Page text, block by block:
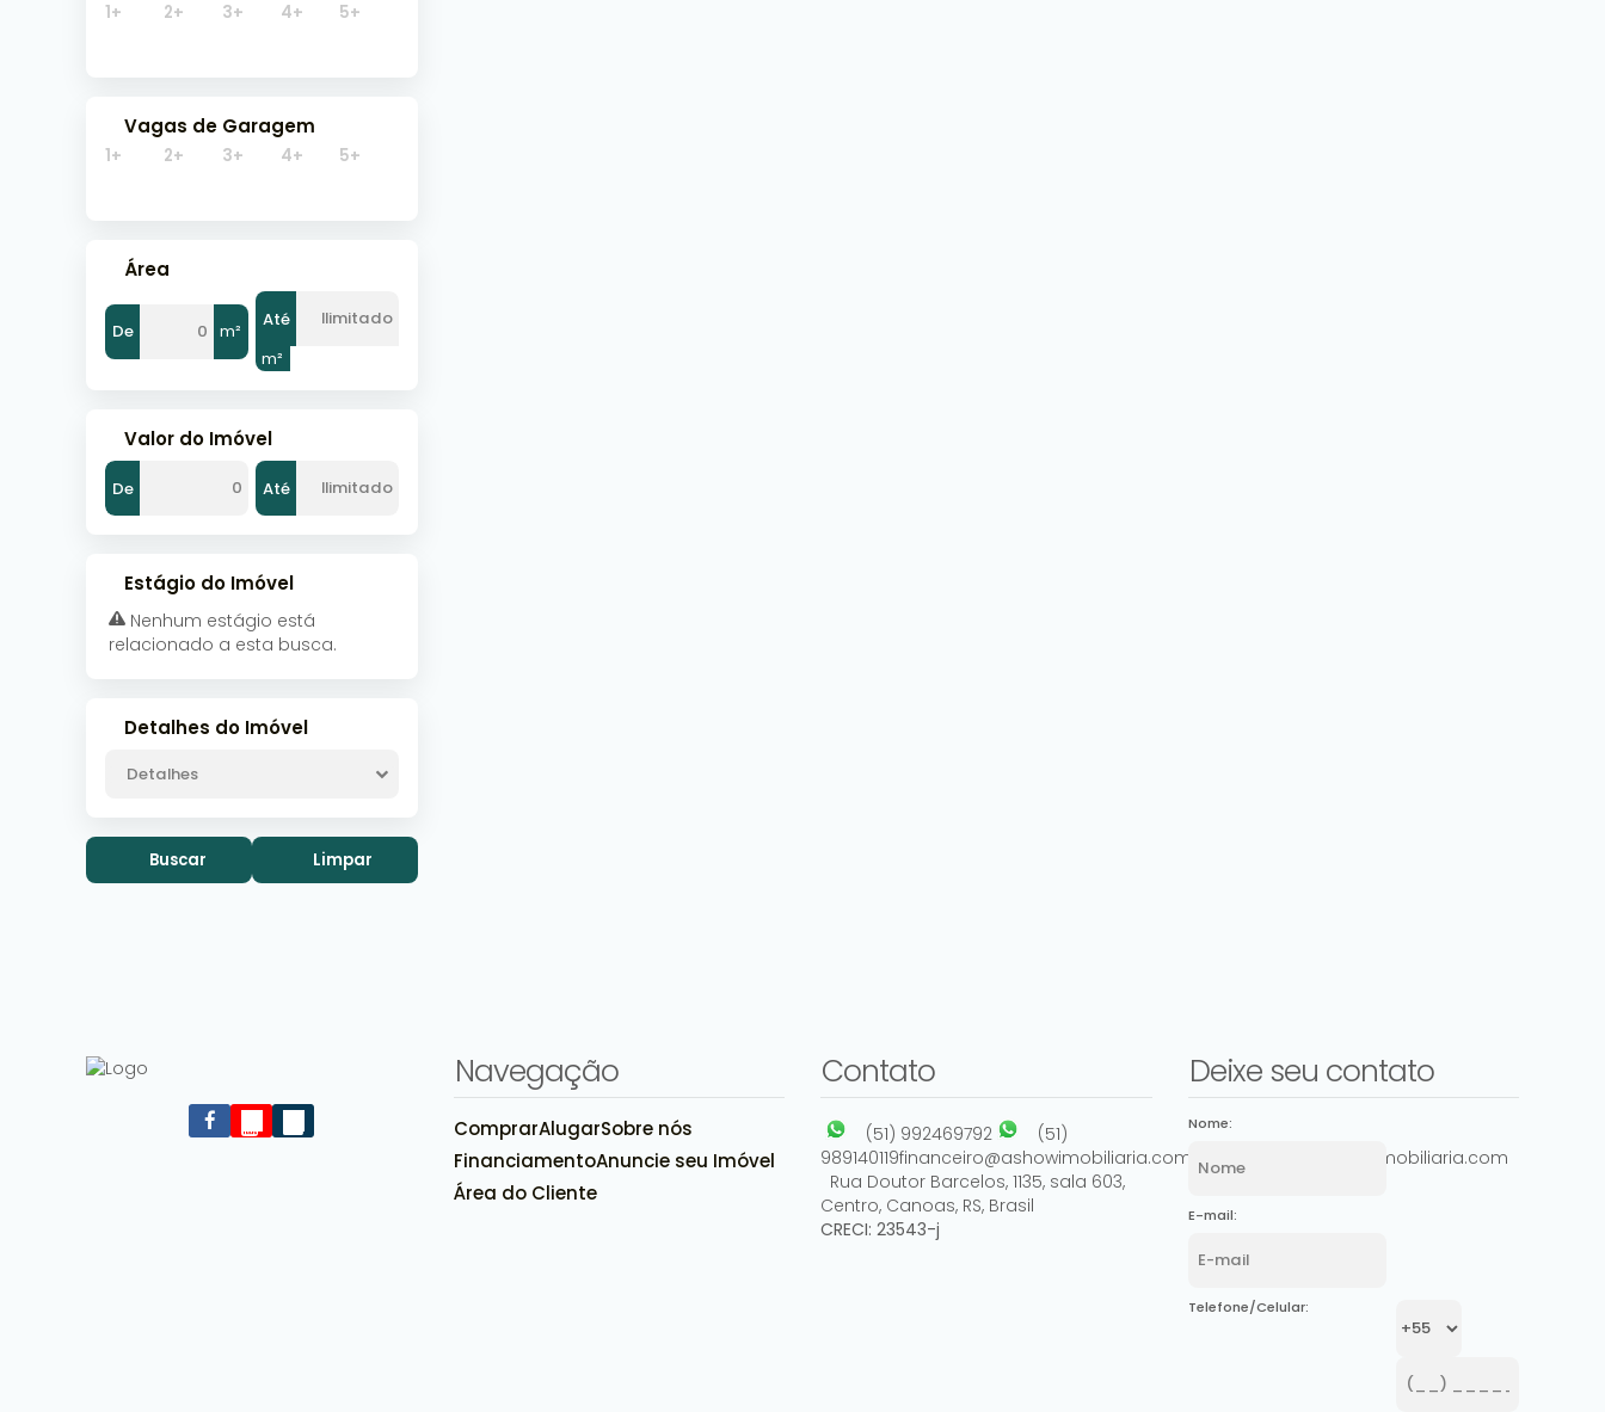
1+ 2+ 3+ 4+ 5+
Vagas de Garagem
1+ 2+ 3+ 4+ 5+
Área
De m²
Até
m²
Valor do Imóvel
De Até
Estágio do Imóvel
Nenhum estágio está
relacionado a esta busca.
Detalhes do Imóvel
Detalhes
Buscar Limpar
Navegação
ComprarAlugarSobre nós
FinanciamentoAnuncie seu Imóvel
Área do Cliente
Contato
(51) 992469792
(51)
989140119financeiro@ashowimobiliaria.com.br
comercial@ashowimobiliaria.com
Rua Doutor Barcelos, 1135, sala 603,
Centro, Canoas, RS, Brasil
CRECI: 23543-j
Deixe seu contato
Nome:
E-mail:
Telefone/Celular: